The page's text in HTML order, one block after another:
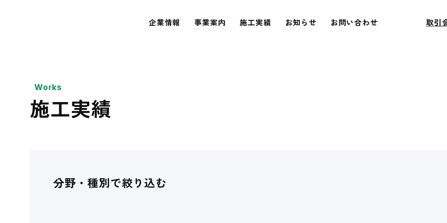
企業情報 事業案内 施工実績 お知らせ お問い合わせ 取引
Works
施工実績
分野・種別で絞り込む